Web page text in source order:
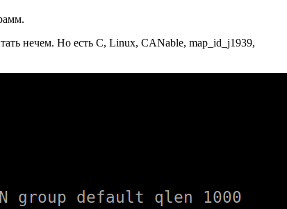
нечем. Но есть C, Linux, CANable, map_id_j1939,